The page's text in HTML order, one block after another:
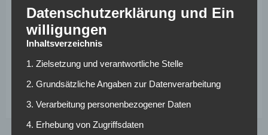
verpflichten. Der Sportjournalist Ekrem Konur bringt des
Weiteren auch noch Manchester City, Real Madrid und den
AC Mailand als mögliche Interessenten für den 17-
Jährigen ins Spiel.
deutschen Fußball findest du hier >>
Datenschutzerklärung und Ein
willigungen
Inhaltsverzeichnis
1. Zielsetzung und verantwortliche Stelle
2. Grundsätzliche Angaben zur Datenverarbeitung
3. Verarbeitung personenbezogener Daten
4. Erhebung von Zugriffsdaten